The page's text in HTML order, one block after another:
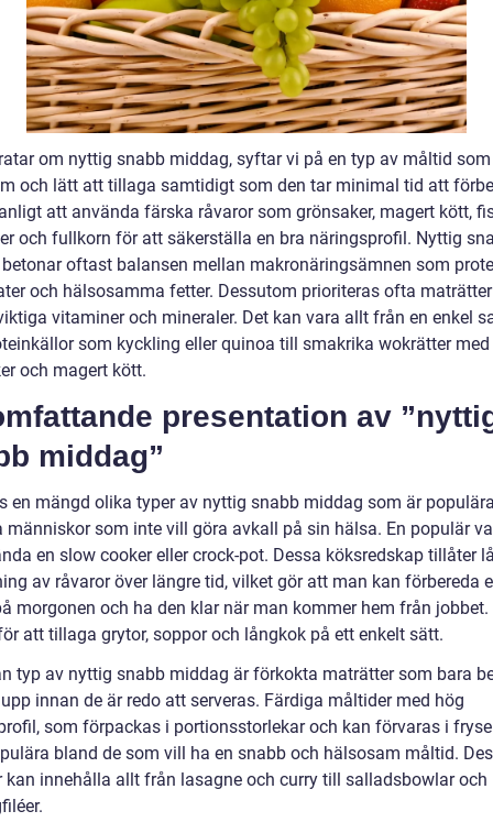
om nyttig snabb middag, syftar vi på en typ av måltid
och lätt att tillaga samtidigt som den tar minimal tid att
att använda färska råvaror som grönsaker, magert kött,
och fullkorn för att säkerställa en bra näringsprofil. Nyttig
oftast balansen mellan makronäringsämnen som
och hälsosamma fetter. Dessutom prioriteras ofta
vitaminer och mineraler. Det kan vara allt från en enkel
som kyckling eller quinoa till smakrika wokrätter med
och magert kött.
presentation av
middag”
en mängd olika typer av nyttig snabb middag som är
människor som inte vill göra avkall på sin hälsa. En populär
en slow cooker eller crock-pot. Dessa köksredskap tillåter
av råvaror över längre tid, vilket gör att man kan förbereda
morgonen och ha den klar när man kommer hem från jobbet.
att tillaga grytor, soppor och långkok på ett enkelt sätt.
typ av nyttig snabb middag är förkokta maträtter som bara
innan de är redo att serveras. Färdiga måltider med hög
som förpackas i portionsstorlekar och kan förvaras i
bland de som vill ha en snabb och hälsosam måltid.
kan innehålla allt från lasagne och curry till salladsbowlar och